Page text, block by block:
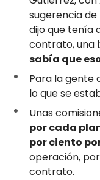
sugerencia de
dijo que tenía
contrato, una
sabía que
Para la gente
lo que se
Unas
por cada
por ciento
operación,
contrato.